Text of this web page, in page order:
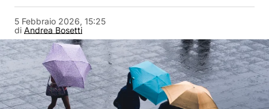
di Andrea Bosetti
5 Febbraio 2026, 15:25